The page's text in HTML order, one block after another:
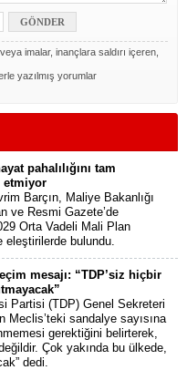
imalar, inançlara saldırı içeren,
yazılmış yorumlar
pahalılığını tam
etmiyor
Barçın, Maliye Bakanlığı
ve Resmi Gazete’de
Orta Vadeli Mali Plan
bulundu.
mesajı: “TDP’siz hiçbir
Partisi (TDP) Genel Sekreteri
Meclis’teki sandalye sayısına
gerektiğini belirterek,
Çok yakında bu ülkede,
dedi.